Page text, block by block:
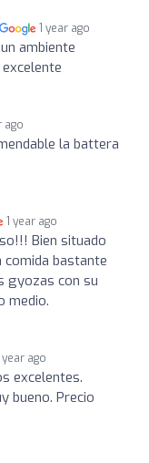
1 year ago
ambiente
ago
la battera
1 year ago
Bien situado
comida bastante
gyozas con su
medio.
year ago
excelentes.
bueno. Precio